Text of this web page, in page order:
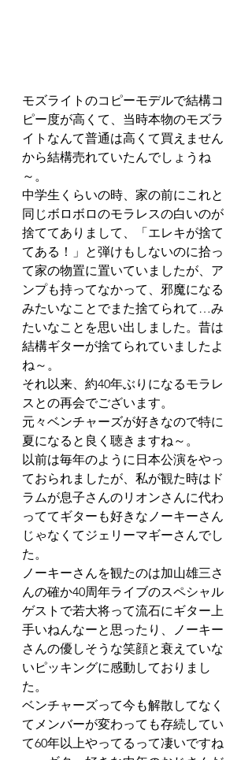
モズライトのコピーモデルで結構コ
ピー度が高くて、当時本物のモズラ
イトなんて普通は高くて買えません
から結構売れていたんでしょうね
～。
中学生くらいの時、家の前にこれと
同じボロボロのモラレスの白いのが
捨ててありまして、「エレキが捨て
てある！」と弾けもしないのに拾っ
て家の物置に置いていましたが、ア
ンプも持ってなかって、邪魔になる
みたいなことでまた捨てられて…み
たいなことを思い出しました。昔は
結構ギターが捨てられていましたよ
ね～。
それ以来、約40年ぶりになるモラレ
スとの再会でございます。
元々ベンチャーズが好きなので特に
夏になると良く聴きますね～。
以前は毎年のように日本公演をやっ
ておられましたが、私が観た時はド
ラムが息子さんのリオンさんに代わ
っててギターも好きなノーキーさん
じゃなくてジェリーマギーさんでし
た。
ノーキーさんを観たのは加山雄三さ
んの確か40周年ライブのスペシャル
ゲストで若大将って流石にギター上
手いねんなーと思ったり、ノーキー
さんの優しそうな笑顔と衰えていな
いピッキングに感動しておりまし
た。
ベンチャーズって今も解散してなく
てメンバーが変わっても存続してい
て60年以上やってるって凄いですね